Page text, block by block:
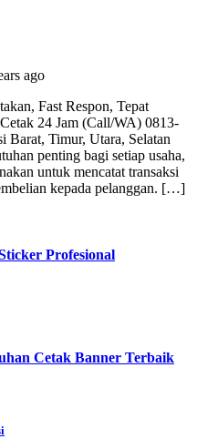
ago
Fast Respon, Tepat
24 Jam (Call/WA) 0813-
Barat, Timur, Utara, Selatan
penting bagi setiap usaha,
untuk mencatat transaksi
kepada pelanggan. […]
Profesional
Cetak Banner Terbaik